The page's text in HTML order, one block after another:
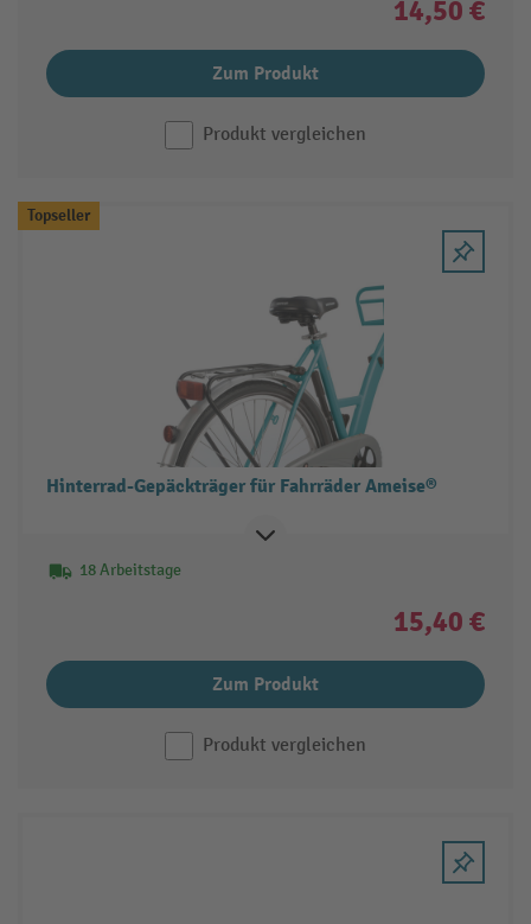
14,50 €
Zum Produkt
Produkt vergleichen
Topseller
Hinterrad-Gepäckträger für Fahrräder Ameise®
18 Arbeitstage
15,40 €
Zum Produkt
Produkt vergleichen